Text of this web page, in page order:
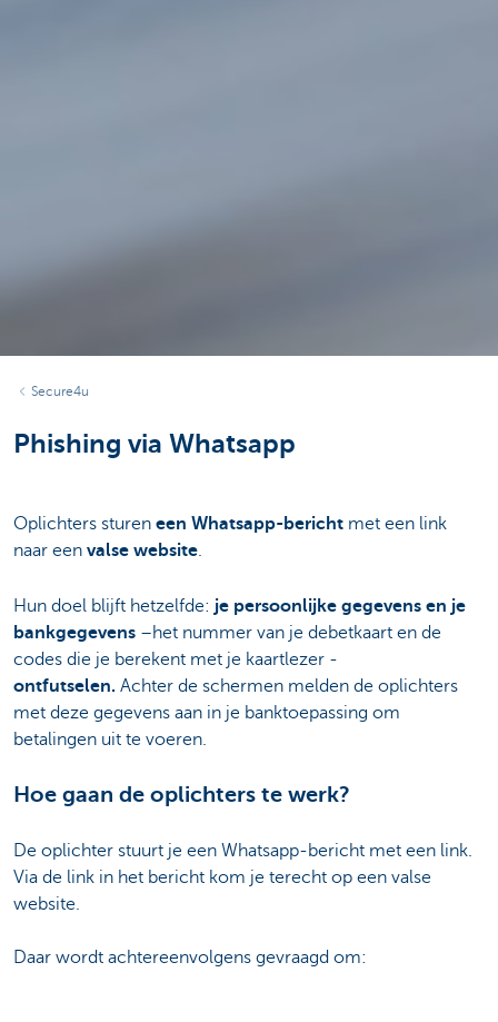
Secure4u
Phishing via Whatsapp
Oplichters sturen een Whatsapp-bericht met een link
naar een valse website.
Hun doel blijft hetzelfde: je persoonlijke gegevens en je
bankgegevens –het nummer van je debetkaart en de
codes die je berekent met je kaartlezer -
ontfutselen. Achter de schermen melden de oplichters
met deze gegevens aan in je banktoepassing om
betalingen uit te voeren.
Hoe gaan de oplichters te werk?
De oplichter stuurt je een Whatsapp-bericht met een link.
Via de link in het bericht kom je terecht op een valse
website.
Daar wordt achtereenvolgens gevraagd om: